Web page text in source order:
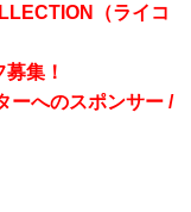
（ライコ
集！
ーへのスポンサー /